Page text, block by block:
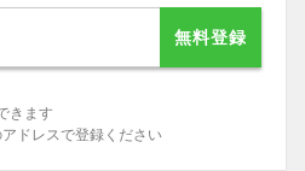
無料登録
きます
ドレスで登録ください